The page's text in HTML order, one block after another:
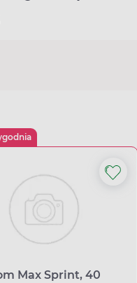
Max Sprint, 40